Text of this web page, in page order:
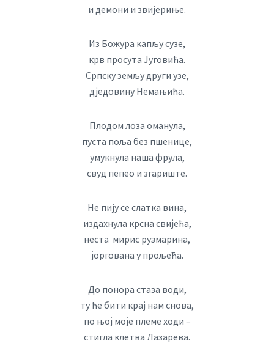
и демони и звијериње.
Из Божура капљу сузе,
крв просута Југовића.
Српску земљу други узе,
дједовину Немањића.
Плодом лоза оманула,
пуста поља без пшенице,
умукнула наша фрула,
свуд пепео и згариште.
Не пију се слатка вина,
издахнула крсна свијећа,
неста мирис рузмарина,
јоргована у прољећа.
До понора стаза води,
ту ће бити крај нам снова,
по њој моје племе ходи –
стигла клетва Лазарева.